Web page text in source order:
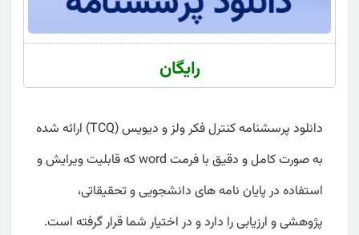
رایگان
دانلود پرسشنامه کنترل فکر ولز و دیویس (TCQ) ارائه شده
به صورت کامل و دقیق با فرمت word که قابلیت ویرایش و
استفاده در پایان نامه های دانشجویی و تحقیقاتی،
پژوهشی و ارزیابی را دارد و در اختیار شما قرار گرفته است.